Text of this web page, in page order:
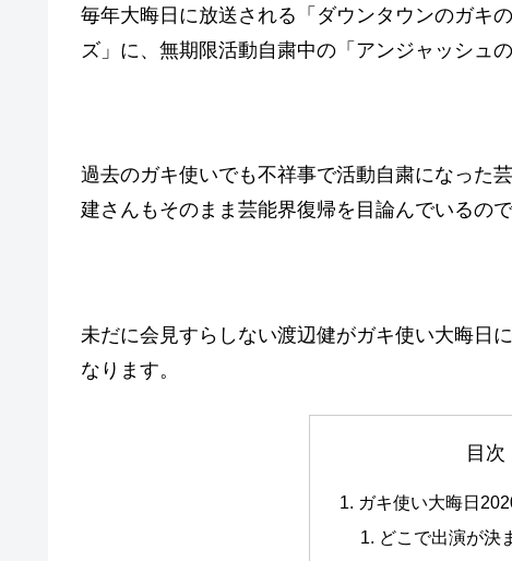
毎年大晦日に放送される「ダウンタウンのガキ
ズ」に、無期限活動自粛中の「アンジャッシュ
過去のガキ使いでも不祥事で活動自粛になった
建さんもそのまま芸能界復帰を目論んでいるの
未だに会見すらしない渡辺健がガキ使い大晦日
なります。
目次
ガキ使い大晦日
どこで出演が決